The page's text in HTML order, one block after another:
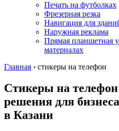
Печать на футболках
Фрезерная резка
Навигация для
Наружная реклама
Прямая планшетная
материалах
Главная › стикеры на телефон
Стикеры на
решения для
в Казани